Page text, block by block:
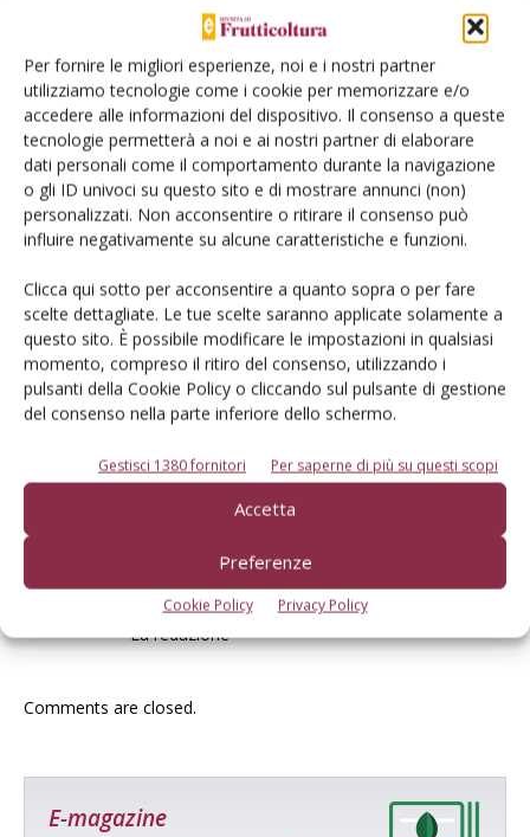
Per fornire le migliori esperienze, noi e i nostri partner
utilizziamo tecnologie come i cookie per memorizzare e/o
accedere alle informazioni del dispositivo. Il consenso a queste
tecnologie permetterà a noi e ai nostri partner di elaborare
dati personali come il comportamento durante la navigazione
o gli ID univoci su questo sito e di mostrare annunci (non)
personalizzati. Non acconsentire o ritirare il consenso può
influire negativamente su alcune caratteristiche e funzioni.
Clicca qui sotto per acconsentire a quanto sopra o per fare
scelte dettagliate. Le tue scelte saranno applicate solamente a
questo sito. È possibile modificare le impostazioni in qualsiasi
momento, compreso il ritiro del consenso, utilizzando i
pulsanti della Cookie Policy o cliccando sul pulsante di gestione
del consenso nella parte inferiore dello schermo.
Gestisci 1380 fornitori Per saperne di più su questi scopi
Accetta
Preferenze
Cookie Policy Privacy Policy
pianta e mi ha dato la gioa di crescere in fretta e di
fare tanti fiori. Ora ci sono tantissimi frutti molto
rossi ma ho notato che la buccia risulta un pò
rugosa e un pò moscia. Che fare? Non vorrei che
tutti i frutti cadano o che non giungano a perfetta
maturazione.
Poto i rami più alti e senza frutti per dare più vigore?
Spero che su questo sito vuoto dal 2015 qualcuno
legga questa mia richiesta di auto,
Grazie
L'esperto risponde
4 Novembre 2019 at 12:23
Gentile sig.a Bianca,
informiamo che, da gennaio 2018, il servizio
“L’esperto risponde” è riservato agli abbonati ad
almeno una delle nostre riviste.
https://www.edagricole.it/area-riservata/
Cordiali saluti.
La redazione
Comments are closed.
E-magazine